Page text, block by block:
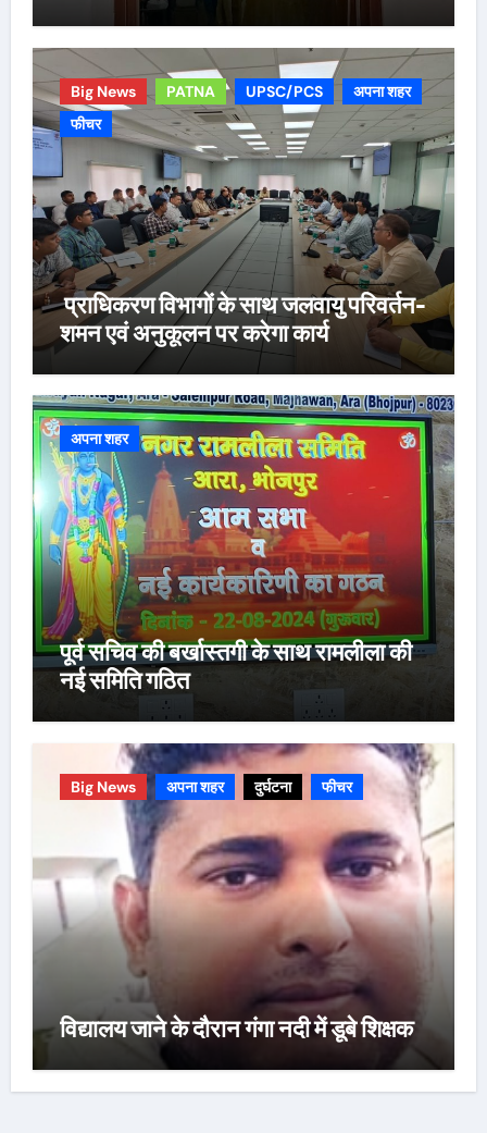
Big News PATNA UPSC/PCS
अपना शहर
फीचर
प्राधिकरण विभागों के साथ जलवायु परिवर्तन-
शमन एवं अनुकूलन पर करेगा कार्य
अपना शहर
पूर्व सचिव की बर्खास्तगी के साथ रामलीला की
नई समिति गठित
Big News अपना शहर दुर्घटना फीचर
विद्यालय जाने के दौरान गंगा नदी में डूबे शिक्षक